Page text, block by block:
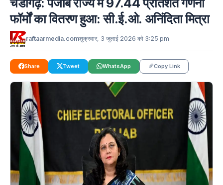
फॉर्मों का वितरण हुआ: सी.ई.ओ. अनिंदिता मित्रा
raftaarmedia.comशुक्रवार, 3 जुलाई 2026 को 3:25 pm
Share Tweet WhatsApp Copy Link